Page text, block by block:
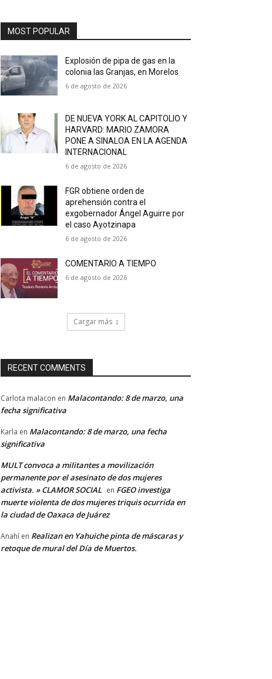
MOST POPULAR
Explosión de pipa de gas en la
colonia las Granjas, en Morelos
6 de agosto de 2026
DE NUEVA YORK AL CAPITOLIO Y
HARVARD: MARIO ZAMORA
PONE A SINALOA EN LA AGENDA
INTERNACIONAL
6 de agosto de 2026
FGR obtiene orden de
aprehensión contra el
exgobernador Ángel Aguirre por
el caso Ayotzinapa
6 de agosto de 2026
COMENTARIO A TIEMPO
6 de agosto de 2026
Cargar más
RECENT COMMENTS
Carlota malacon en Malacontando: 8 de marzo, una
fecha significativa
Karla en Malacontando: 8 de marzo, una fecha
significativa
MULT convoca a militantes a movilización
permanente por el asesinato de dos mujeres
activista. » CLAMOR SOCIAL en FGEO investiga
muerte violenta de dos mujeres triquis ocurrida en
la ciudad de Oaxaca de Juárez
Anahí en Realizan en Yahuiche pinta de máscaras y
retoque de mural del Día de Muertos.